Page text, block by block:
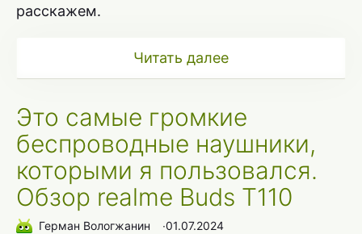
расскажем.
Читать далее
Это самые громкие
беспроводные наушники,
которыми я пользовался.
Обзор realme Buds T110
Герман Вологжанин ∙01.07.2024